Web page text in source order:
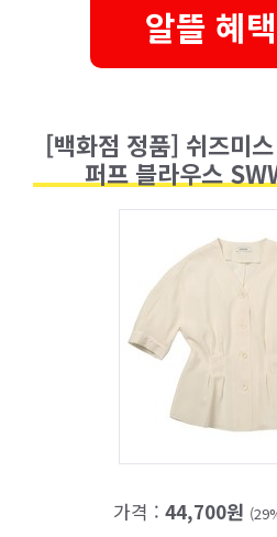
알뜰 혜
[백화점 정품] 쉬즈미
퍼프 블라우스
가격 : 44,700원